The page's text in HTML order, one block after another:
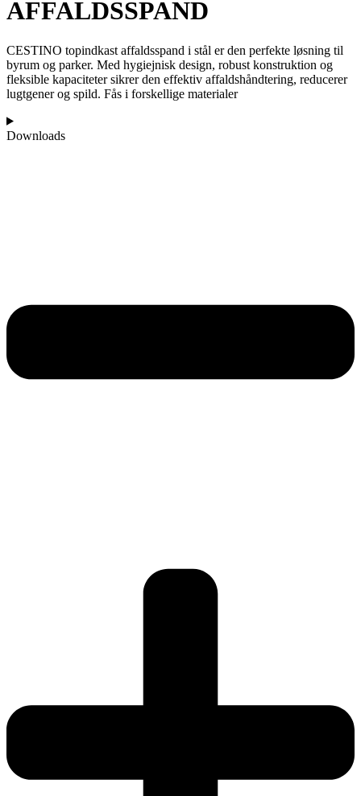
AFFALDSSPAND
CESTINO topindkast affaldsspand i stål er den perfekte løsning til
byrum og parker. Med hygiejnisk design, robust konstruktion og
fleksible kapaciteter sikrer den effektiv affaldshåndtering, reducerer
lugtgener og spild. Fås i forskellige materialer
Downloads